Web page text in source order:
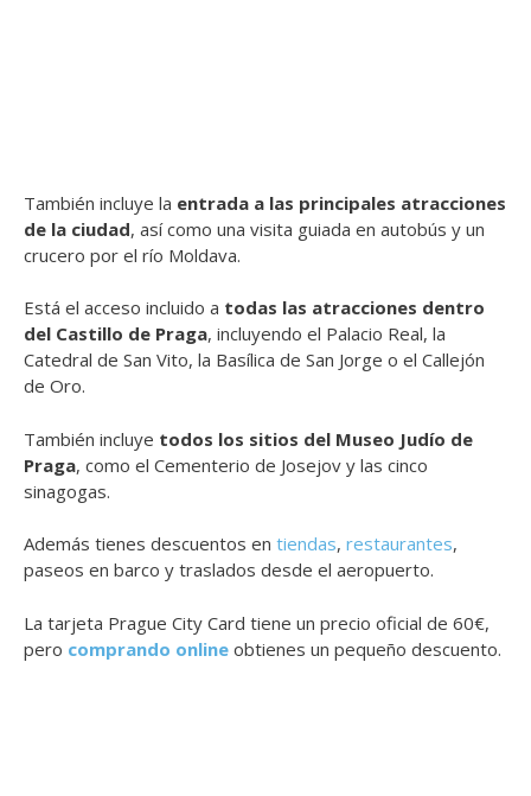
También incluye la entrada a las principales atracciones
de la ciudad, así como una visita guiada en autobús y un
crucero por el río Moldava.
Está el acceso incluido a todas las atracciones dentro
del Castillo de Praga, incluyendo el Palacio Real, la
Catedral de San Vito, la Basílica de San Jorge o el Callejón
de Oro.
También incluye todos los sitios del Museo Judío de
Praga, como el Cementerio de Josejov y las cinco
sinagogas.
Además tienes descuentos en tiendas, restaurantes,
paseos en barco y traslados desde el aeropuerto.
La tarjeta Prague City Card tiene un precio oficial de 60€,
pero comprando online obtienes un pequeño descuento.